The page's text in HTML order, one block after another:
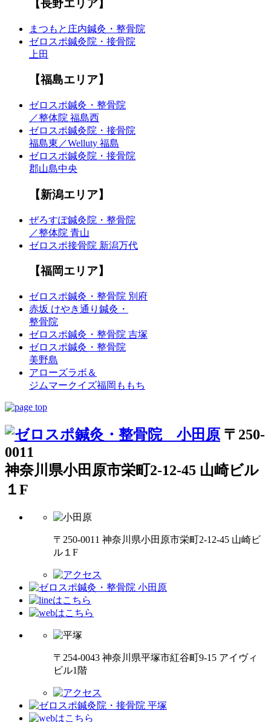
【長野エリア】
まつもと庄内鍼灸・整骨院
ゼロスポ鍼灸院・接骨院
上田
【福島エリア】
ゼロスポ鍼灸・整骨院
／整体院 福島西
ゼロスポ鍼灸院・接骨院
福島東／Welluty 福島
ゼロスポ鍼灸院・接骨院
郡山島中央
【新潟エリア】
ぜろすぽ鍼灸院・整骨院
／整体院 青山
ゼロスポ接骨院 新潟万代
【福岡エリア】
ゼロスポ鍼灸・整骨院 別府
赤坂 けやき通り鍼灸・
整骨院
ゼロスポ鍼灸・整骨院 吉塚
ゼロスポ鍼灸・整骨院
美野島
アローズラボ＆
ジムマークイズ福岡ももち
〒250-
0011
神奈川県小田原市栄町2-12-45 山崎ビル
１F
〒250-0011 神奈川県小田原市栄町2-12-45 山崎ビ
ル１F
〒254-0043 神奈川県平塚市紅谷町9-15 アイヴィ
ビル1階